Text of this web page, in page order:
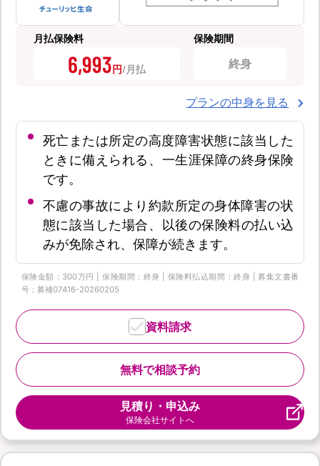
月払保険料
6,993円
保険期間
終身
プランの中身を見る
死亡または所定の高度障害状態に該当した
ときに備えられる、一生涯保障の終身保険
です。
不慮の事故により約款所定の身体障害の状
態に該当した場合、以後の保険料の払い込
みが免除され、保障が続きます。
保険金額：300万円 | 保険期間：終身 | 保険料払込期間：終身 | 募集文書番
号：募補07416-20260205
無料で相談予約
資料請求
見積り・申込み
保険会社サイトへ